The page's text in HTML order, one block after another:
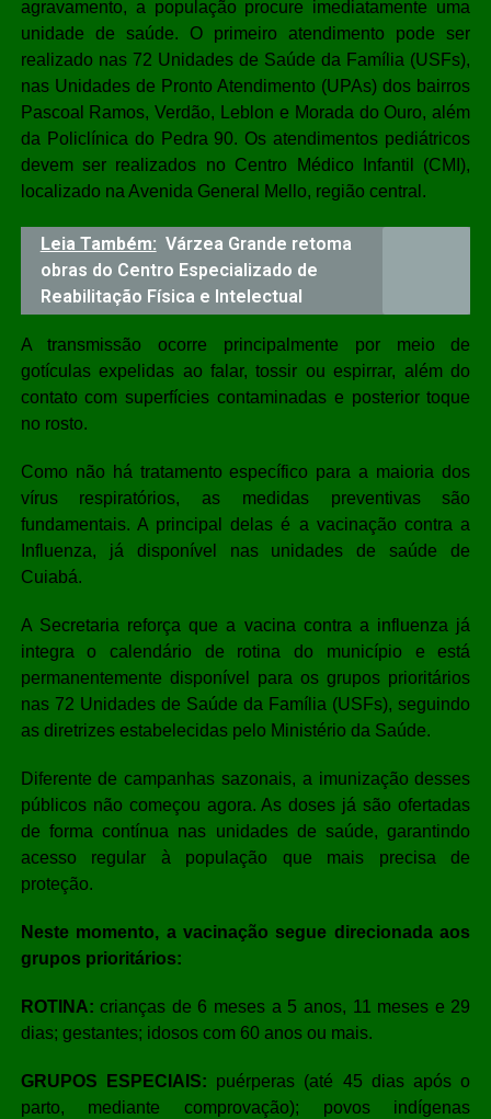
agravamento, a população procure imediatamente uma
unidade de saúde. O primeiro atendimento pode ser
realizado nas 72 Unidades de Saúde da Família (USFs),
nas Unidades de Pronto Atendimento (UPAs) dos bairros
Pascoal Ramos, Verdão, Leblon e Morada do Ouro, além
da Policlínica do Pedra 90. Os atendimentos pediátricos
devem ser realizados no Centro Médico Infantil (CMI),
localizado na Avenida General Mello, região central.
Leia Também: Várzea Grande retoma
obras do Centro Especializado de
Reabilitação Física e Intelectual
A transmissão ocorre principalmente por meio de
gotículas expelidas ao falar, tossir ou espirrar, além do
contato com superfícies contaminadas e posterior toque
no rosto.
Como não há tratamento específico para a maioria dos
vírus respiratórios, as medidas preventivas são
fundamentais. A principal delas é a vacinação contra a
Influenza, já disponível nas unidades de saúde de
Cuiabá.
A Secretaria reforça que a vacina contra a influenza já
integra o calendário de rotina do município e está
permanentemente disponível para os grupos prioritários
nas 72 Unidades de Saúde da Família (USFs), seguindo
as diretrizes estabelecidas pelo Ministério da Saúde.
Diferente de campanhas sazonais, a imunização desses
públicos não começou agora. As doses já são ofertadas
de forma contínua nas unidades de saúde, garantindo
acesso regular à população que mais precisa de
proteção.
Neste momento, a vacinação segue direcionada aos
grupos prioritários:
ROTINA:crianças de 6 meses a 5 anos, 11 meses e 29
dias; gestantes; idosos com 60 anos ou mais.
GRUPOS ESPECIAIS: puérperas (até 45 dias após o
parto, mediante comprovação); povos indígenas